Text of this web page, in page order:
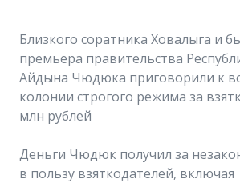
Близкого соратника Ховалыга и
премьера правительства
Айдына Чюдюка приговорили к
колонии строгого режима за
млн рублей
Деньги Чюдюк получил за
в пользу взяткодателей, включая